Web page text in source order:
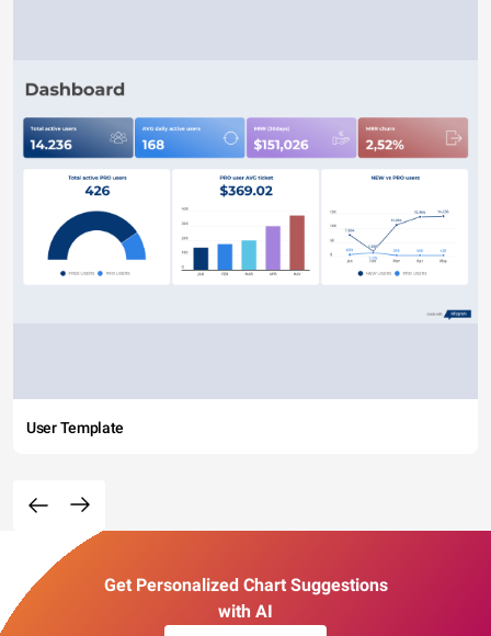
User Template
Get Personalized Chart Suggestions
with AI